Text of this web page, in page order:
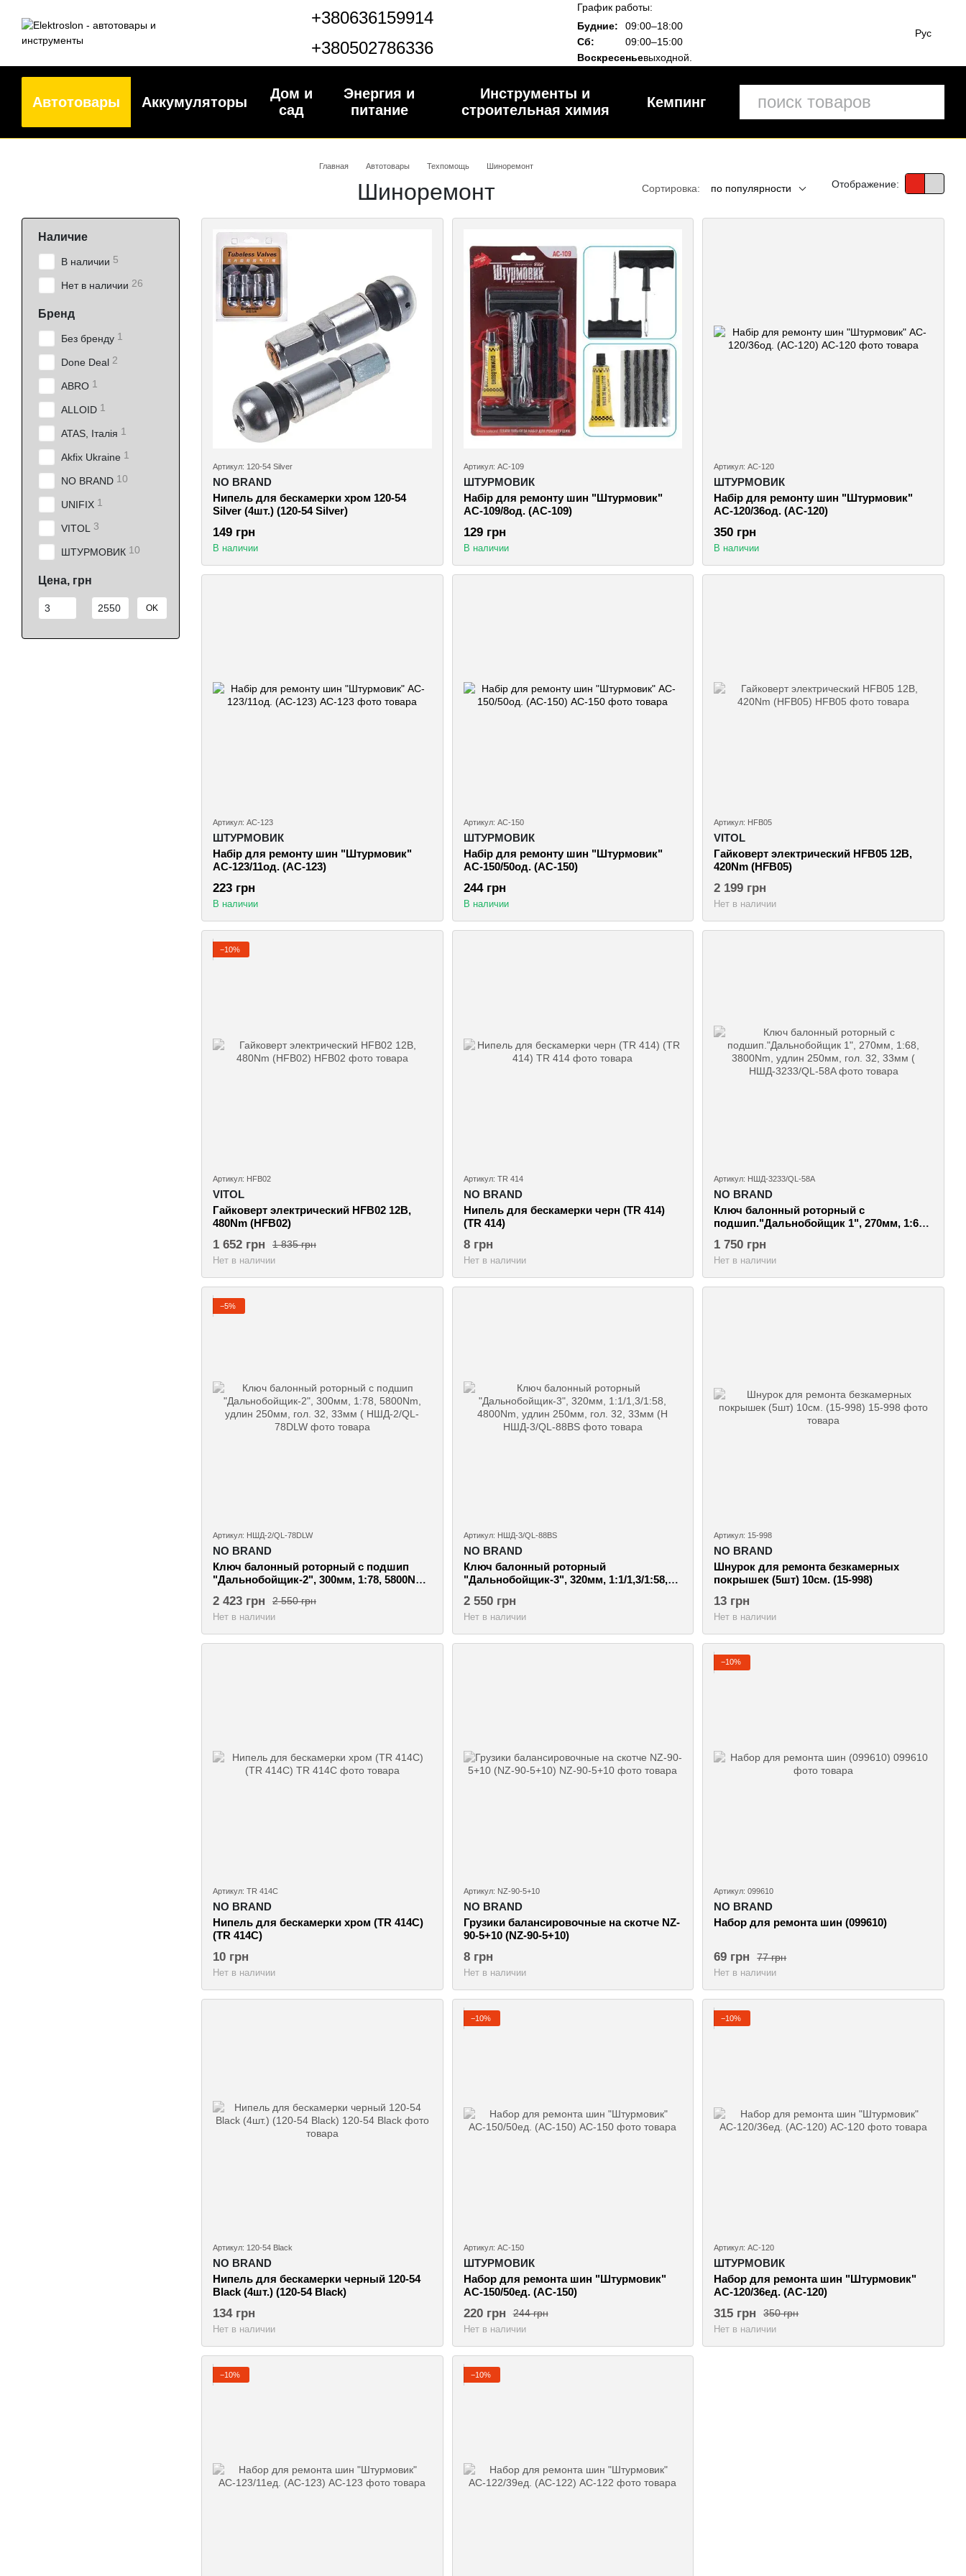
+380636159914
+380502786336
График работы:
Будние:
09:00–18:00
Сб:
09:00–15:00
Воскресеньевыходной.
Рус
Автотовары Аккумуляторы
Дом и
сад
Энергия и
питание
Инструменты и
строительная химия
Кемпинг
Главная Автотовары Техпомощь Шиноремонт
Шиноремонт Сортировка: по популярности Отображение:
Артикул: 120-54 Silver
NO BRAND
Нипель для бескамерки хром 120-54
Silver (4шт.) (120-54 Silver)
149 грн
В наличии
Артикул: AC-109
ШТУРМОВИК
Набiр для ремонту шин "Штурмовик"
AC-109/8од. (AC-109)
129 грн
В наличии
Артикул: AC-120
ШТУРМОВИК
Набiр для ремонту шин "Штурмовик"
AC-120/36од. (AC-120)
350 грн
В наличии
Артикул: AC-123
ШТУРМОВИК
Набiр для ремонту шин "Штурмовик"
AC-123/11од. (AC-123)
223 грн
В наличии
Артикул: AC-150
ШТУРМОВИК
Набiр для ремонту шин "Штурмовик"
AC-150/50од. (AC-150)
244 грн
В наличии
Артикул: HFB05
VITOL
Гайковерт электрический HFB05 12В,
420Nm (HFB05)
2 199 грн
Нет в наличии
−10%
Артикул: HFB02
VITOL
Гайковерт электрический HFB02 12В,
480Nm (HFB02)
1 835 грн
1 652 грн
Нет в наличии
Артикул: TR 414
NO BRAND
Нипель для бескамерки черн (TR 414)
(TR 414)
8 грн
Нет в наличии
Артикул: НШД-3233/QL-58A
NO BRAND
Ключ балонный роторный с
подшип."Дальнобойщик 1", 270мм, 1:68,
1 750 грн
Нет в наличии
−5%
Артикул: НШД-2/QL-78DLW
NO BRAND
Ключ балонный роторный с подшип
"Дальнобойщик-2", 300мм, 1:78, 5800Nm,
2 550 грн
2 423 грн
Нет в наличии
Артикул: НШД-3/QL-88BS
NO BRAND
Ключ балонный роторный
"Дальнобойщик-3", 320мм, 1:1/1,3/1:58,
2 550 грн
Нет в наличии
Артикул: 15-998
NO BRAND
Шнурок для ремонта безкамерных
покрышек (5шт) 10см. (15-998)
13 грн
Нет в наличии
Артикул: TR 414C
NO BRAND
Нипель для бескамерки хром (TR 414C)
(TR 414C)
10 грн
Нет в наличии
Артикул: NZ-90-5+10
NO BRAND
Грузики балансировочные на скотче NZ-
90-5+10 (NZ-90-5+10)
8 грн
Нет в наличии
−10%
Артикул: 099610
NO BRAND
Набор для ремонта шин (099610)
77 грн
69 грн
Нет в наличии
Артикул: 120-54 Black
NO BRAND
Нипель для бескамерки черный 120-54
Black (4шт.) (120-54 Black)
134 грн
Нет в наличии
−10%
Артикул: АС-150
ШТУРМОВИК
Набор для ремонта шин "Штурмовик"
АС-150/50ед. (АС-150)
244 грн
220 грн
Нет в наличии
−10%
Артикул: АС-120
ШТУРМОВИК
Набор для ремонта шин "Штурмовик"
АС-120/36ед. (АС-120)
350 грн
315 грн
Нет в наличии
−10% −10%
Наличие
В наличии 5
Нет в наличии 26
Бренд
Без бренду 1
Done Deal 2
ABRO 1
ALLOID 1
ATAS, Італія 1
Akfix Ukraine 1
NO BRAND 10
UNIFIX 1
VITOL 3
ШТУРМОВИК 10
Цена, грн
От Цена, грн
До Цена, грн OK